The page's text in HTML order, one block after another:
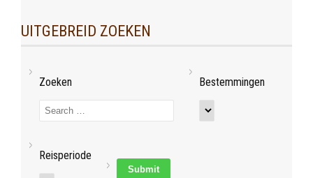
UITGEBREID ZOEKEN
Zoeken Bestemmingen
Reisperiode